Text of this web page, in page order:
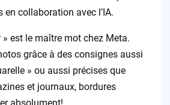
en collaboration avec l’IA.
» est le maître mot chez Meta.
grâce à des consignes aussi
» ou aussi précises que
et journaux, bordures